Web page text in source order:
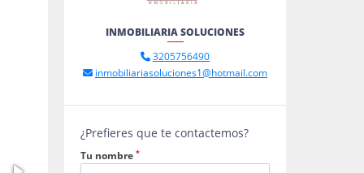
INMOBILIARIA SOLUCIONES
3205756490
inmobiliariasoluciones1@hotmail.com
¿Prefieres que te contactemos?
Tu nombre *